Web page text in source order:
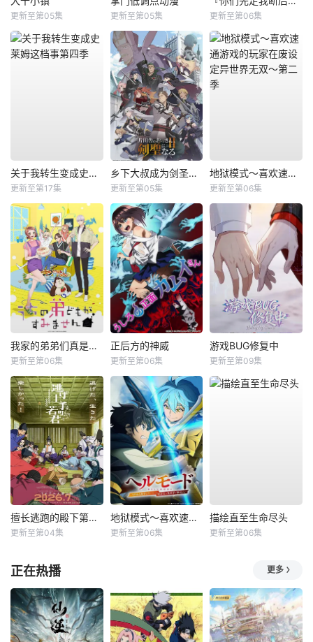
更新至第05集 更新至第05集 更新至第06集
关于我转生变成史莱姆这档事第四季
更新至第17集
乡下大叔成为剑圣第二季
更新至第05集
地狱模式～喜欢速通游戏的玩家在废设定异世界无双～第二季
更新至第06集
我家的弟弟们真是让您费心了
更新至第06集
正后方的神威
更新至第06集
游戏BUG修复中
更新至第09集
擅长逃跑的殿下第二季
更新至第04集
地狱模式～喜欢速通游戏的玩家在废设定异世界无双～第2季
更新至第06集
描绘直至生命尽头
更新至第06集
正在热播 更多